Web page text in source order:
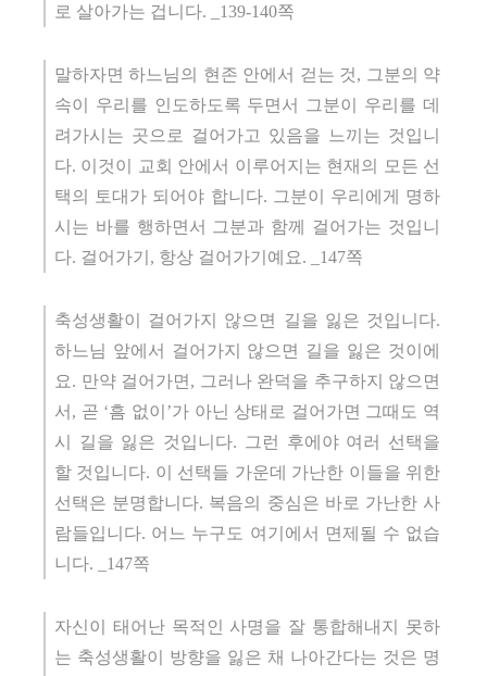
로 살아가는 겁니다. _139-140쪽
말하자면 하느님의 현존 안에서 걷는 것, 그분의 약
속이 우리를 인도하도록 두면서 그분이 우리를 데
려가시는 곳으로 걸어가고 있음을 느끼는 것입니
다. 이것이 교회 안에서 이루어지는 현재의 모든 선
택의 토대가 되어야 합니다. 그분이 우리에게 명하
시는 바를 행하면서 그분과 함께 걸어가는 것입니
다. 걸어가기 , 항상 걸어가기예요. _147쪽
축성생활이 걸어가지 않으면 길을 잃은 것입니다.
하느님 앞에서 걸어가지 않으면 길을 잃은 것이에
요. 만약 걸어가면 , 그러나 완덕을 추구하지 않으면
서 , 곧 ‘흠 없이 ’가 아닌 상태로 걸어가면 그때도 역
시 길을 잃은 것입니다. 그런 후에야 여러 선택을
할 것입니다. 이 선택들 가운데 가난한 이들을 위한
선택은 분명합니다. 복음의 중심은 바로 가난한 사
람들입니다. 어느 누구도 여기에서 면제될 수 없습
니다. _147쪽
자신이 태어난 목적인 사명을 잘 통합해내지 못하
는 축성생활이 방향을 잃은 채 나아간다는 것은 명